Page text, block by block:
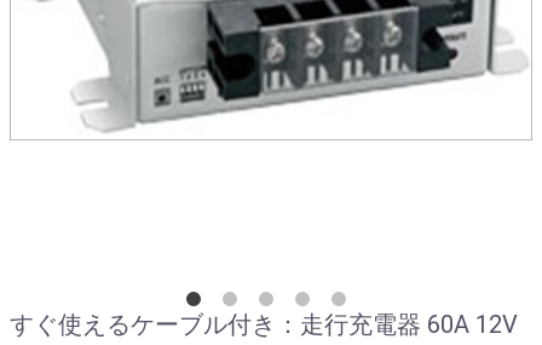
すぐ使えるケーブル付き：走行充電器 60A 12V